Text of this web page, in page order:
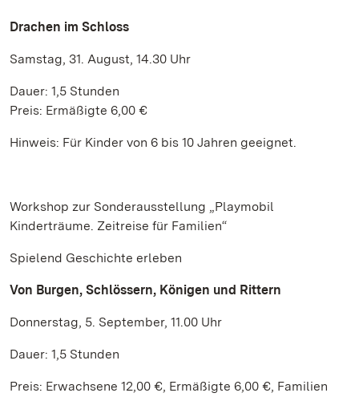
Drachen im Schloss
Samstag, 31. August, 14.30 Uhr
Dauer: 1,5 Stunden
Preis: Ermäßigte 6,00 €
Hinweis: Für Kinder von 6 bis 10 Jahren geeignet.
Workshop zur Sonderausstellung „Playmobil
Kinderträume. Zeitreise für Familien“
Spielend Geschichte erleben
Von Burgen, Schlössern, Königen und Rittern
Donnerstag, 5. September, 11.00 Uhr
Dauer: 1,5 Stunden
Preis: Erwachsene 12,00 €, Ermäßigte 6,00 €, Familien